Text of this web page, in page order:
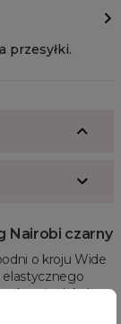
przesyłki.
Nairobi czarny
o kroju Wide
elastycznego
okrągły dekolt.
złota